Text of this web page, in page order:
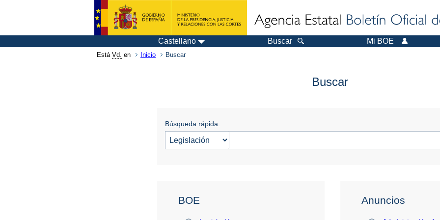
Castellano Buscar Mi BOE
Está Vd. en Inicio Buscar
Buscar
Búsqueda rápida:
BOE Anuncios